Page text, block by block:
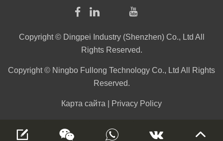
Copyright © Dingpei Industry (Shenzhen) Co., Ltd All
Rights Reserved.
Copyright © Ningbo Fullong Technology Co., Ltd All Rights
Reserved.
Карта сайта Privacy Policy